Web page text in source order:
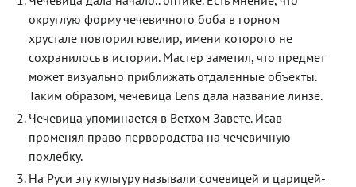
округлую форму чечевичного боба в горном
хрустале повторил ювелир, имени которого не
сохранилось в истории. Мастер заметил, что предмет
может визуально приближать отдаленные объекты.
Таким образом, чечевица Lens дала название линзе.
Чечевица упоминается в Ветхом Завете. Исав
променял право первородства на чечевичную
похлебку.
На Руси эту культуру называли сочевицей и царицей-